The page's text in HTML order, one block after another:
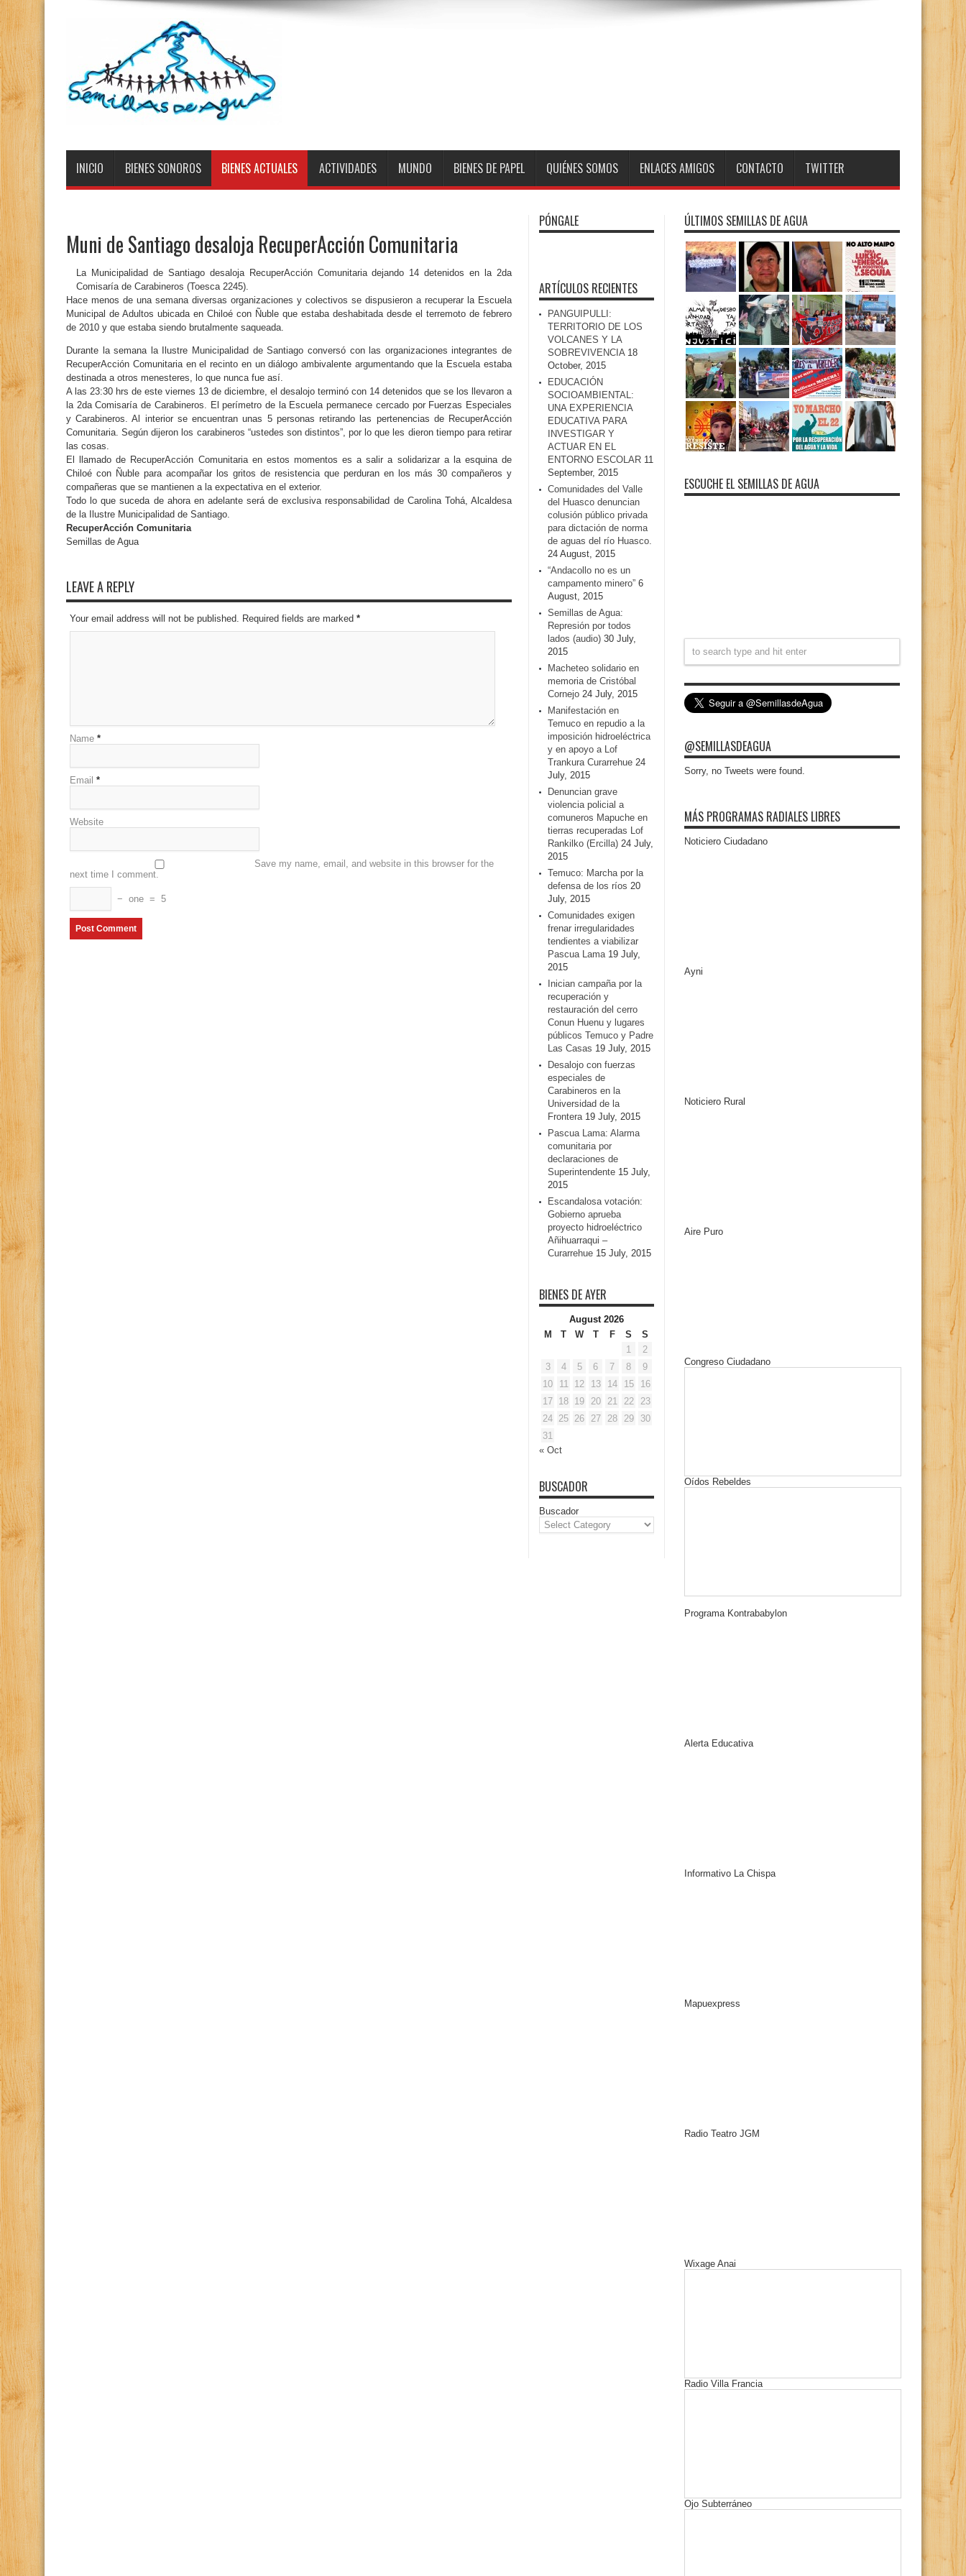
INICIO BIENES SONOROS BIENES ACTUALES ACTIVIDADES MUNDO BIENES DE PAPEL QUIÉNES SOMOS ENLACES AMIGOS CONTACTO TWITTER
Muni de Santiago desaloja RecuperAcción Comunitaria
La Municipalidad de Santiago desaloja RecuperAcción Comunitaria dejando 14 detenidos en la 2da
Comisaría de Carabineros (Toesca 2245).
Hace menos de una semana diversas organizaciones y colectivos se dispusieron a recuperar la Escuela
Municipal de Adultos ubicada en Chiloé con Ñuble que estaba deshabitada desde el terremoto de febrero
de 2010 y que estaba siendo brutalmente saqueada.
Durante la semana la Ilustre Municipalidad de Santiago conversó con las organizaciones integrantes de
RecuperAcción Comunitaria en el recinto en un diálogo ambivalente argumentando que la Escuela estaba
destinada a otros menesteres, lo que nunca fue así.
A las 23:30 hrs de este viernes 13 de diciembre, el desalojo terminó con 14 detenidos que se los llevaron a
la 2da Comisaría de Carabineros. El perímetro de la Escuela permanece cercado por Fuerzas Especiales
y Carabineros. Al interior se encuentran unas 5 personas retirando las pertenencias de RecuperAcción
Comunitaria. Según dijeron los carabineros “ustedes son distintos”, por lo que les dieron tiempo para retirar
las cosas.
El llamado de RecuperAcción Comunitaria en estos momentos es a salir a solidarizar a la esquina de
Chiloé con Ñuble para acompañar los gritos de resistencia que perduran en los más 30 compañeros y
compañeras que se mantienen a la expectativa en el exterior.
Todo lo que suceda de ahora en adelante será de exclusiva responsabilidad de Carolina Tohá, Alcaldesa
de la Ilustre Municipalidad de Santiago.
RecuperAcción Comunitaria
Semillas de Agua
LEAVE A REPLY
Your email address will not be published. Required fields are marked *
Name *
Email *
Website
Save my name, email, and website in this browser for the
next time I comment.
− one = 5
PÓNGALE
ARTÍCULOS RECIENTES
PANGUIPULLI:
TERRITORIO DE LOS
VOLCANES Y LA
SOBREVIVENCIA 18
October, 2015
EDUCACIÓN
SOCIOAMBIENTAL:
UNA EXPERIENCIA
EDUCATIVA PARA
INVESTIGAR Y
ACTUAR EN EL
ENTORNO ESCOLAR 11
September, 2015
Comunidades del Valle
del Huasco denuncian
colusión público privada
para dictación de norma
de aguas del río Huasco.
24 August, 2015
“Andacollo no es un
campamento minero” 6
August, 2015
Semillas de Agua:
Represión por todos
lados (audio) 30 July,
2015
Macheteo solidario en
memoria de Cristóbal
Cornejo 24 July, 2015
Manifestación en
Temuco en repudio a la
imposición hidroeléctrica
y en apoyo a Lof
Trankura Curarrehue 24
July, 2015
Denuncian grave
violencia policial a
comuneros Mapuche en
tierras recuperadas Lof
Rankilko (Ercilla) 24 July,
2015
Temuco: Marcha por la
defensa de los ríos 20
July, 2015
Comunidades exigen
frenar irregularidades
tendientes a viabilizar
Pascua Lama 19 July,
2015
Inician campaña por la
recuperación y
restauración del cerro
Conun Huenu y lugares
públicos Temuco y Padre
Las Casas 19 July, 2015
Desalojo con fuerzas
especiales de
Carabineros en la
Universidad de la
Frontera 19 July, 2015
Pascua Lama: Alarma
comunitaria por
declaraciones de
Superintendente 15 July,
2015
Escandalosa votación:
Gobierno aprueba
proyecto hidroeléctrico
Añihuarraqui –
Curarrehue 15 July, 2015
BIENES DE AYER
August 2026
M
T W T F S
S
1
2
3
4 5 6 7 8
9
10
11 12 13 14 15
16
17 18 19 20 21 22
23
24 25 26 27 28 29
30
31
« Oct
BUSCADOR
Buscador
ÚLTIMOS SEMILLAS DE AGUA
ESCUCHE EL SEMILLAS DE AGUA
@SEMILLASDEAGUA
Sorry, no Tweets were found.
MÁS PROGRAMAS RADIALES LIBRES
Noticiero Ciudadano
Ayni
Noticiero Rural
Aire Puro
Congreso Ciudadano
Oídos Rebeldes
Programa Kontrababylon
Alerta Educativa
Informativo La Chispa
Mapuexpress
Radio Teatro JGM
Wixage Anai
Radio Villa Francia
Ojo Subterráneo